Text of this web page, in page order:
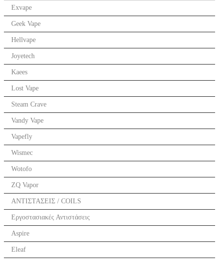
Exvape
Geek Vape
Hellvape
Joyetech
Kaees
Lost Vape
Steam Crave
Vandy Vape
Vapefly
Wismec
Wotofo
ZQ Vapor
ΑΝΤΙΣΤΑΣΕΙΣ / COILS
Εργοστασιακές Αντιστάσεις
Aspire
Eleaf